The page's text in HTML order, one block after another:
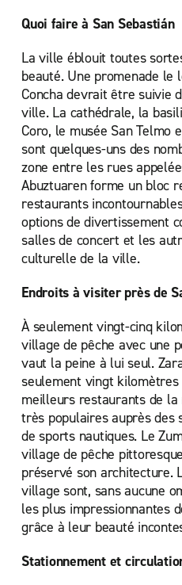
Quoi faire à San Sebastián
La ville éblouit toutes
beauté. Une promenade le
Concha devrait être suivie
ville. La cathédrale, la
Coro, le musée San Telmo
sont quelques-uns des
zone entre les rues
Abuztuaren forme un bloc
restaurants
options de divertissement
salles de concert et les
culturelle de la ville.
Endroits à visiter près de
À seulement vingt-cinq
village de pêche avec une
vaut la peine à lui seul.
seulement vingt
meilleurs restaurants de la
très populaires auprès des
de sports nautiques. Le
village de pêche
préservé son architecture.
village sont, sans aucune
les plus impressionnantes
grâce à leur beauté
Stationnement et